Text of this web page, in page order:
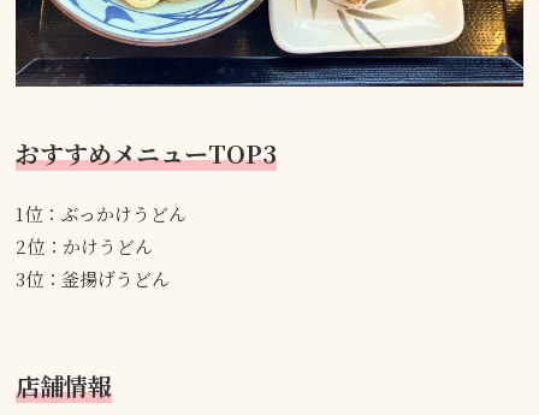
おすすめメニューTOP3
1位：ぶっかけうどん
2位：かけうどん
3位：釜揚げうどん
店舗情報